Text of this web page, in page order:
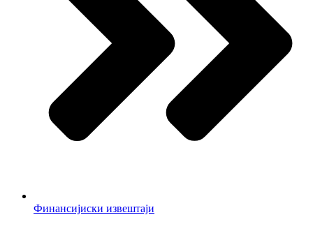
Финансијиски извештаји